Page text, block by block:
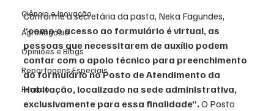
Ciência e Inovação
Agronegócio
Opiniões e Blogs
Reportagens Especiais
Feriado
Conforme a secretária da pasta, Neka Fagundes,
“como o acesso ao formulário é virtual, as
pessoas que necessitarem de auxílio podem
contar com o apoio técnico para preenchimento
do formulário no Posto de Atendimento da
Habitação, localizado na sede administrativa,
exclusivamente para essa finalidade”. O Posto